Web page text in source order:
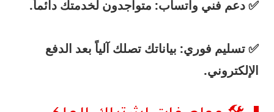
✅دعم فني واتساب: متواجدون لخدمتك دائماً.
✅تسليم فوري: بياناتك تصلك آلياً بعد الدفع
الإلكتروني.